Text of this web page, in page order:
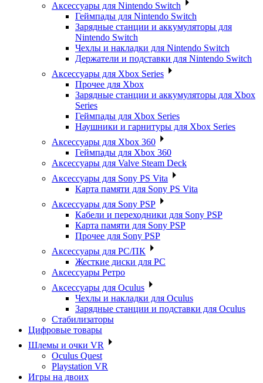
Аксессуары для Nintendo Switch
Геймпады для Nintendo Switch
Зарядные станции и аккумуляторы для
Nintendo Switch
Чехлы и накладки для Nintendo Switch
Держатели и подставки для Nintendo Switch
Аксессуары для Xbox Series
Прочее для Xbox
Зарядные станции и аккумуляторы для Xbox
Series
Геймпады для Xbox Series
Наушники и гарнитуры для Xbox Series
Аксессуары для Xbox 360
Геймпады для Xbox 360
Аксессуары для Valve Steam Deck
Аксессуары для Sony PS Vita
Карта памяти для Sony PS Vita
Аксессуары для Sony PSP
Кабели и переходники для Sony PSP
Карта памяти для Sony PSP
Прочее для Sony PSP
Аксессуары для PC/ПК
Жесткие диски для PC
Аксессуары Ретро
Аксессуары для Oculus
Чехлы и накладки для Oculus
Зарядные станции и подставки для Oculus
Стабилизаторы
Цифровые товары
Шлемы и очки VR
Oculus Quest
Playstation VR
Игры на двоих